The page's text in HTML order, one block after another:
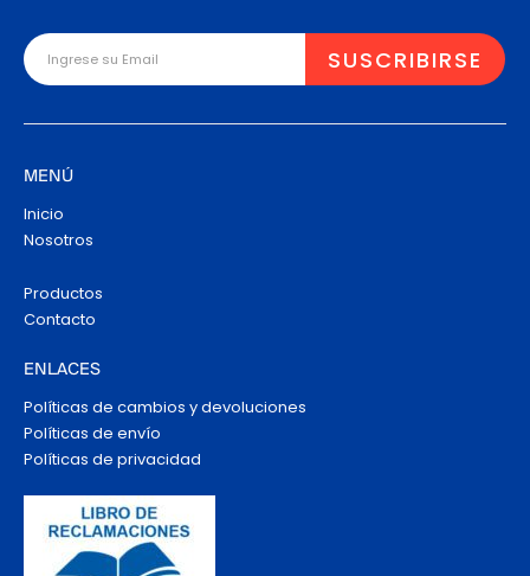
MENÚ
Inicio
Nosotros
Productos
Contacto
ENLACES
Políticas de cambios y devoluciones
Políticas de envío
Políticas de privacidad